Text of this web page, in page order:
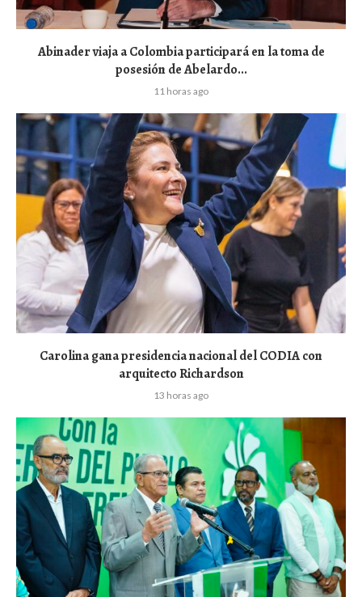
Abinader viaja a Colombia participará en la toma de
posesión de Abelardo...
11 horas ago
Carolina gana presidencia nacional del CODIA con
arquitecto Richardson
13 horas ago